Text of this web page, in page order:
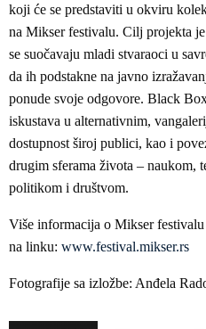
koji će se predstaviti u okviru
na Mikser festivalu. Cilj projekta
se suočavaju mladi stvaraoci u
da ih podstakne na javno
ponude svoje odgovore. Black
iskustava u alternativnim,
dostupnost široj publici, kao i
drugim sferama života – naukom,
politikom i društvom.
Više informacija o Mikser
na linku: www.festival.mikser.rs
Fotografije sa izložbe: Anđela